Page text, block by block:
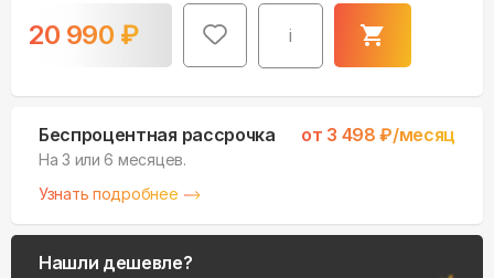
20 990 ₽ i
Беспроцентная рассрочка от 3 498 ₽/месяц
На 3 или 6 месяцев.
Узнать подробнее
Нашли дешевле?